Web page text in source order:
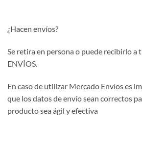
¿Hacen envíos?
Se retira en persona o puede recibirlo a
ENVÍOS.
En caso de utilizar Mercado Envíos es
que los datos de envío sean correctos
producto sea ágil y efectiva